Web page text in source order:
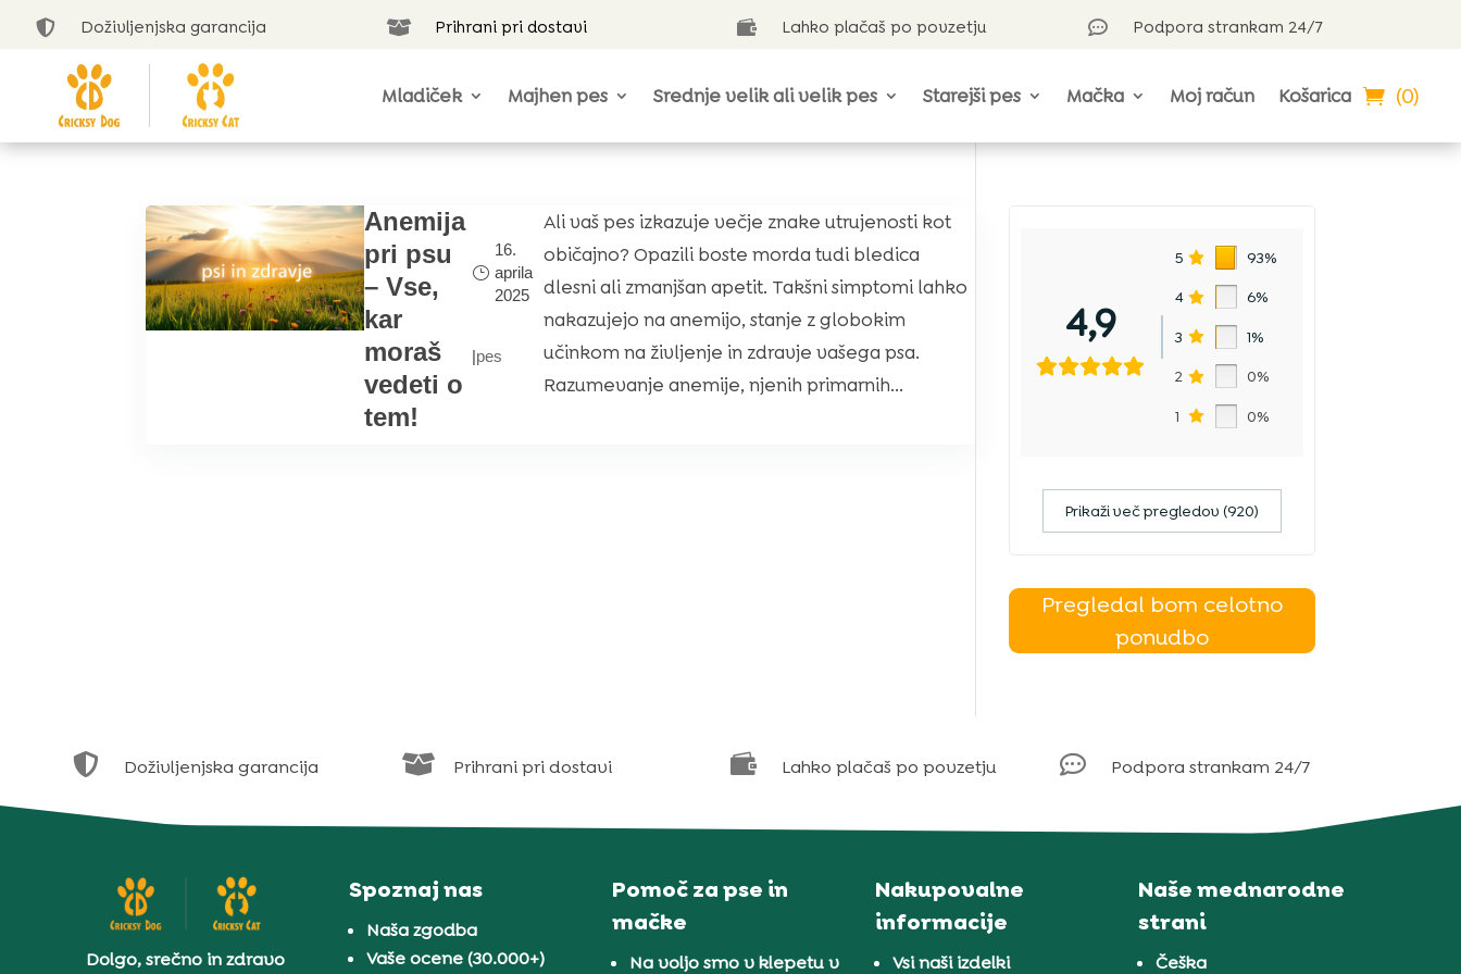
 Doživljenjska garancija  Prihrani pri dostavi  Lahko plačaš po povzetju  Podpora strankam 24/7
Mladiček Majhen pes Srednje velik ali velik pes Starejši pes Mačka Moj račun Košarica (0)
Anemija
pri psu
– Vse,
kar
moraš
vedeti o
tem!
16.
aprila
2025
|pes
Ali vaš pes izkazuje večje znake utrujenosti kot
običajno? Opazili boste morda tudi bledica
dlesni ali zmanjšan apetit. Takšni simptomi lahko
nakazujejo na anemijo, stanje z globokim
učinkom na življenje in zdravje vašega psa.
Razumevanje anemije, njenih primarnih...
4,9
5 93%
4 6%
3 1%
2 0%
1 0%
Prikaži več pregledov (920)
Pregledal bom celotno
ponudbo
 Doživljenjska garancija  Prihrani pri dostavi  Lahko plačaš po povzetju  Podpora strankam 24/7
Dolgo, srečno in zdravo
Spoznaj nas
Naša zgodba
Vaše ocene (30.000+)
Pomoč za pse in
mačke
Na voljo smo v klepetu v
Nakupovalne
informacije
Vsi naši izdelki
Naše mednarodne
strani
Češka